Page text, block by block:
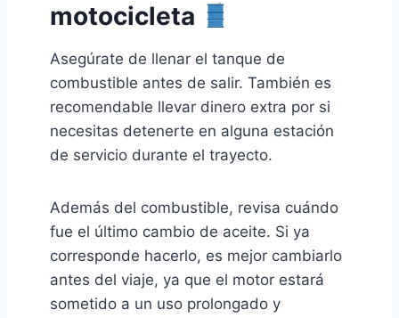
motocicleta
Asegúrate de llenar el tanque de
combustible antes de salir. También es
recomendable llevar dinero extra por si
necesitas detenerte en alguna estación
de servicio durante el trayecto.
Además del combustible, revisa cuándo
fue el último cambio de aceite. Si ya
corresponde hacerlo, es mejor cambiarlo
antes del viaje, ya que el motor estará
sometido a un uso prolongado y